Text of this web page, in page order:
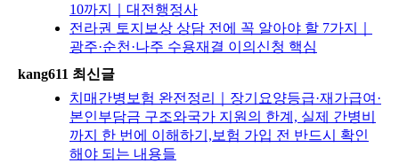
10까지｜대전행정사
전라권 토지보상 상담 전에 꼭 알아야 할 7가지｜
광주·순천·나주 수용재결 이의신청 핵심
kang611 최신글
치매간병보험 완전정리｜장기요양등급·재가급여·
본인부담금 구조와국가 지원의 한계, 실제 간병비
까지 한 번에 이해하기,보험 가입 전 반드시 확인
해야 되는 내용들